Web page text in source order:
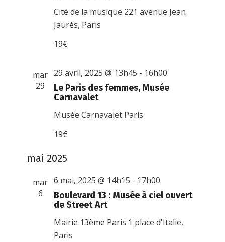
Cité de la musique 221 avenue Jean
Jaurès, Paris
19€
mar
29
Le Paris des femmes, Musée
Carnavalet
29 avril, 2025 @ 13h45 - 16h00
Musée Carnavalet Paris
19€
mai 2025
mar
6
Boulevard 13 : Musée à ciel ouvert
de Street Art
6 mai, 2025 @ 14h15 - 17h00
Mairie 13ème Paris 1 place d'Italie,
Paris